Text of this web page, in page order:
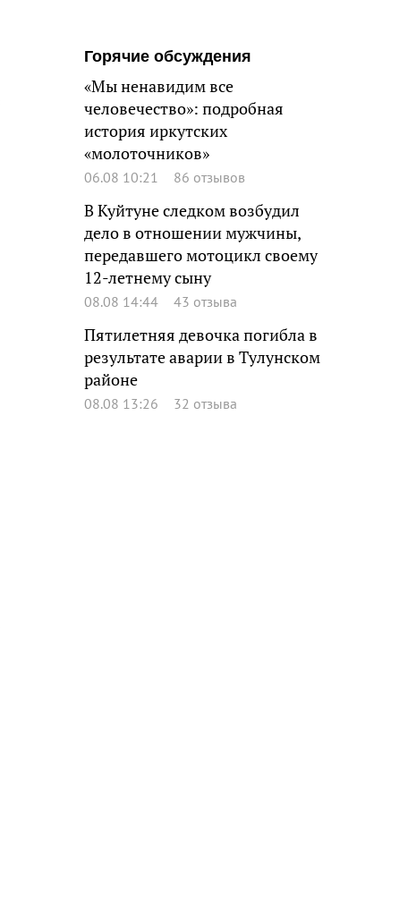
Горячие обсуждения
«Мы ненавидим все
человечество»: подробная
история иркутских
«молоточников»
06.08 10:21 86 отзывов
В Куйтуне следком возбудил
дело в отношении мужчины,
передавшего мотоцикл своему
12-летнему сыну
08.08 14:44 43 отзыва
Пятилетняя девочка погибла в
результате аварии в Тулунском
районе
08.08 13:26 32 отзыва